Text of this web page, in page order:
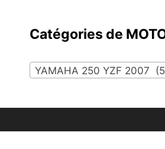
Catégories de
YAMAHA 250 YZF 2007